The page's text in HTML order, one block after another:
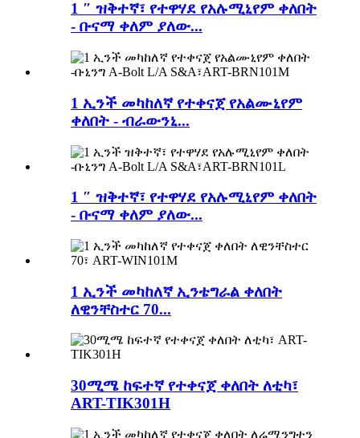
1 ″ ዝቅተኛ፣ የተዋሃደ የአሉሚኒየም ቀለበት
- ቡናማ ቀለም ያለው...
1 ኢንች መካከለኛ የተቀናጀ የአልሙኒየም
ቀለበት - ብራውንኒ...
1 ″ ዝቅተኛ፣ የተዋሃደ የአሉሚኒየም ቀለበት
- ቡናማ ቀለም ያለው...
1 ኢንች መካከለኛ ኢንቴግራል ቀለበት
ለዊንቸስተር 70...
30ሚሜ ከፍተኛ የተቀናጀ ቀለበት ለቲካ፣
ART-TIK301H